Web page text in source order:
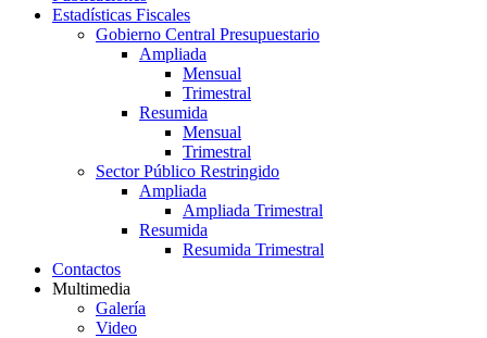
Estadísticas Fiscales
Gobierno Central Presupuestario
Ampliada
Mensual
Trimestral
Resumida
Mensual
Trimestral
Sector Público Restringido
Ampliada
Ampliada Trimestral
Resumida
Resumida Trimestral
Contactos
Multimedia
Galería
Video